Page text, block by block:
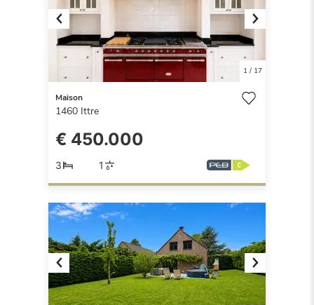
Previous Next
1/ 17
Maison
1460 Ittre
€ 450.000
3 1
Previous Next